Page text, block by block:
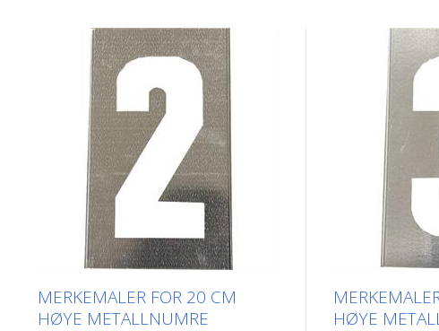
MERKEMALER FOR 20 CM
HØYE METALLNUMRE
HØYE